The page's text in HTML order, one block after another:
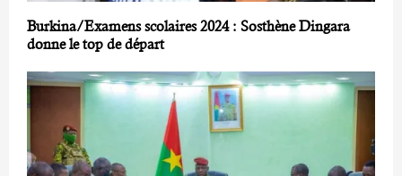
Burkina/Examens scolaires 2024 : Sosthène Dingara
donne le top de départ